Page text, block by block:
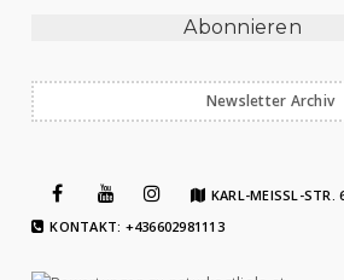
Newsletter Archiv
KARL-MEISSL-STR.
KONTAKT: +436602981113